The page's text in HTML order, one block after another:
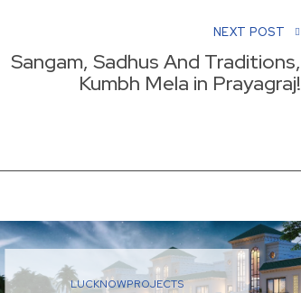
NEXT POST
Sangam, Sadhus And Traditions,
Kumbh Mela in Prayagraj!
LUCKNOWPROJECTS